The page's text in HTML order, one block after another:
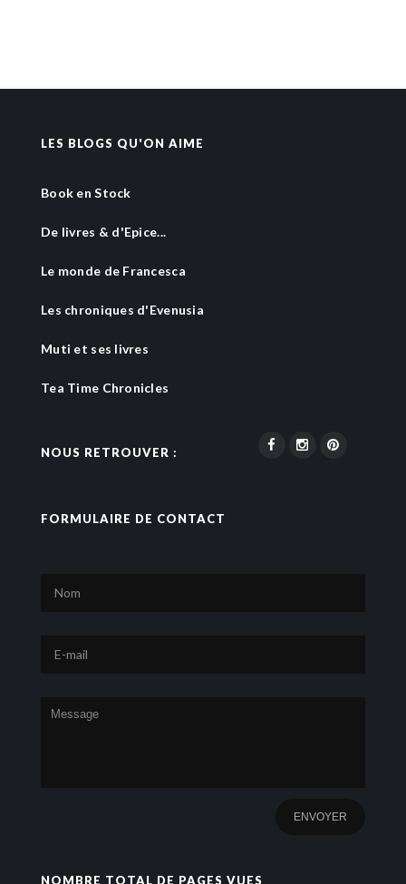
LES BLOGS QU'ON AIME
Book en Stock
De livres & d'Epice...
Le monde de Francesca
Les chroniques d'Evenusia
Muti et ses livres
Tea Time Chronicles
NOUS RETROUVER :
FORMULAIRE DE CONTACT
NOMBRE TOTAL DE PAGES VUES